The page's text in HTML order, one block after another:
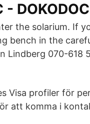
-
the solarium. If
bench in the
Lindberg 070-618
Visa profiler för
att komma i